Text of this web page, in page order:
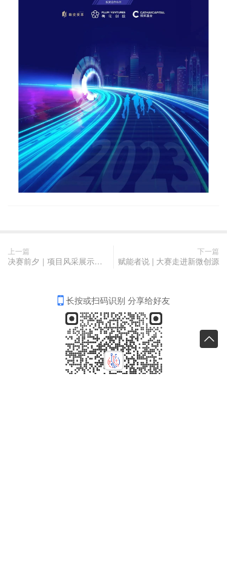
上一篇
决赛前夕｜项目风采展示：生物医药专题赛道晋级项目简介
下一篇
赋能者说 | 大赛走进新微创源
长按或扫码识别 分享给好友